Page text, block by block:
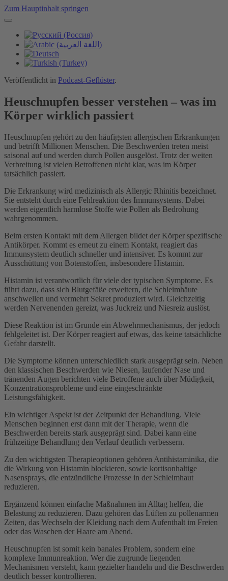
Zum Hauptinhalt springen
Veröffentlicht in Podcast-Geflüster.
Heuschnupfen besser verstehen – was im
Körper wirklich passiert
Heuschnupfen gehört zu den häufigsten allergischen Erkrankungen
und betrifft Millionen Menschen. Die Beschwerden treten meist
saisonal auf und werden durch Pollen ausgelöst. Trotz der weiten
Verbreitung ist vielen Betroffenen nicht klar, was im Körper
tatsächlich passiert.
Die Erkrankung wird medizinisch als Allergic Rhinitis bezeichnet.
Sie entsteht durch eine Fehlreaktion des Immunsystems. Dabei
werden eigentlich harmlose Stoffe wie Pollen als Bedrohung
wahrgenommen.
Beim ersten Kontakt mit dem Allergen bildet der Körper spezifische
Antikörper. Kommt es erneut zu einem Kontakt, reagiert das
Immunsystem deutlich schneller und intensiver. Es kommt zur
Ausschüttung von Botenstoffen, insbesondere Histamin.
Histamin ist verantwortlich für viele der typischen Symptome. Es
führt dazu, dass sich Blutgefäße erweitern, die Schleimhäute
anschwellen und vermehrt Sekret produziert wird. Gleichzeitig
werden Nervenenden gereizt, was Juckreiz und Niesreiz auslöst.
Diese Reaktion ist im Grunde ein Abwehrmechanismus, der jedoch
fehlgeleitet ist. Der Körper reagiert auf etwas, das keine tatsächliche
Gefahr darstellt.
Die Symptome können unterschiedlich stark ausgeprägt sein. Neben
den klassischen Beschwerden wie Niesen, laufender Nase und
tränenden Augen berichten viele Betroffene auch über Müdigkeit,
Konzentrationsprobleme und eine eingeschränkte
Leistungsfähigkeit.
Ein wichtiger Aspekt ist der Zeitpunkt der Behandlung. Viele
Menschen beginnen erst dann mit der Therapie, wenn die
Beschwerden bereits stark ausgeprägt sind. Dabei kann eine
frühzeitige Behandlung den Verlauf deutlich verbessern.
Zu den wichtigsten Therapieoptionen gehören Antihistaminika, die
die Wirkung von Histamin blockieren, sowie kortisonhaltige
Nasensprays, die entzündliche Prozesse in der Schleimhaut
reduzieren.
Ergänzend können einfache Maßnahmen im Alltag helfen, die
Belastung zu reduzieren. Dazu gehören das Lüften zu pollenarmen
Zeiten, das Wechseln der Kleidung nach dem Aufenthalt im Freien
oder das Waschen der Haare am Abend.
Heuschnupfen ist somit kein banales Problem, sondern eine
komplexe Immunreaktion. Wer die zugrunde liegenden
Mechanismen versteht, kann gezielter handeln und die Beschwerden
deutlich besser kontrollieren.